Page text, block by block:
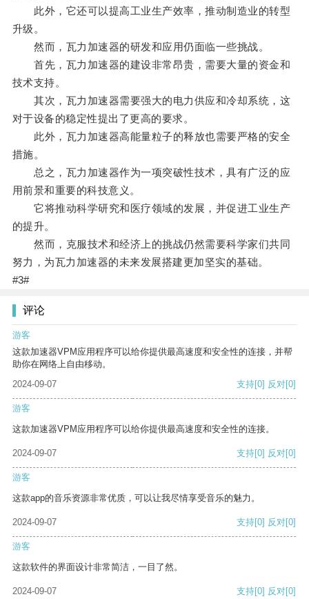
此外，它还可以提高工业生产效率，推动制造业的转型
升级。
然而，瓦力加速器的研发和应用仍面临一些挑战。
首先，瓦力加速器的建设非常昂贵，需要大量的资金和
技术支持。
其次，瓦力加速器需要强大的电力供应和冷却系统，这
对于设备的稳定性提出了更高的要求。
此外，瓦力加速器高能量粒子的释放也需要严格的安全
措施。
总之，瓦力加速器作为一项突破性技术，具有广泛的应
用前景和重要的科技意义。
它将推动科学研究和医疗领域的发展，并促进工业生产
的提升。
然而，克服技术和经济上的挑战仍然需要科学家们共同
努力，为瓦力加速器的未来发展搭建更加坚实的基础。
#3#
评论
游客
这款加速器VPM应用程序可以给你提供最高速度和安全性的连接，并帮
助你在网络上自由移动。
2024-09-07
支持[0] 反对[0]
游客
这款加速器VPM应用程序可以给你提供最高速度和安全性的连接。
2024-09-07 支持[0] 反对[0]
游客
这款app的音乐资源非常优质，可以让我尽情享受音乐的魅力。
2024-09-07 支持[0] 反对[0]
游客
这款软件的界面设计非常简洁，一目了然。
2024-09-07 支持[0] 反对[0]